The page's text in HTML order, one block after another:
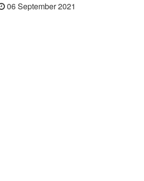
06 September 2021